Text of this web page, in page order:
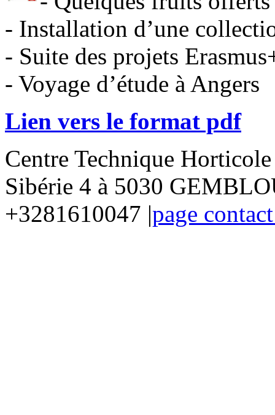
- Installation d’une
- Suite des projets
- Voyage d’étude à Angers
Lien vers le format pdf
Centre Technique
Sibérie 4 à 5030
+3281610047 |page